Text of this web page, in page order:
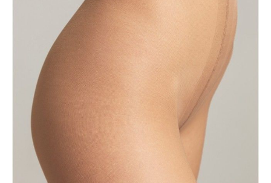
• уплотненный мысок
• без шортиков
• идеально подходят для офисного дресс-кода.
1001481820020001
полиамид 83%, эластан 17%
Udostępnij produkt
Podmiot odpowiedzialny
EuroTrade Tex Sp z o.o.
Św. Teresy 91
91-341, Łódź, Polska
+48 500-503-636
info@conteshop.pl
Ten produkt nie ma pytań Możesz zadać pytanie, klikając przycisk
poniżej
Zadaj pytanie
Nowe pytanie